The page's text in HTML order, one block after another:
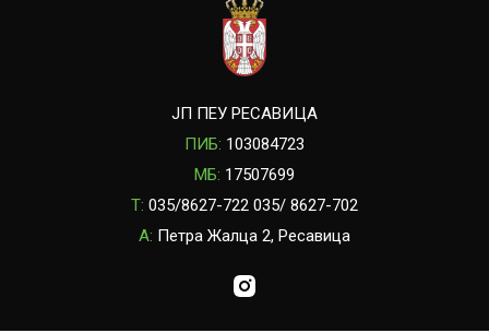
ЈП ПЕУ РЕСАВИЦА
ПИБ: 103084723
МБ: 17507699
T: 035/8627-722 035/ 8627-702
A: Петра Жалца 2, Ресавица